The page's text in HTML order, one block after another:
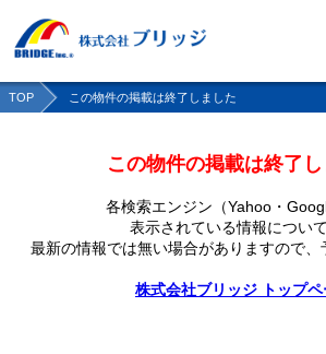
TOP この物件の掲載は終了しました
この物件の掲載は終了
各検索エンジン（Yahoo・
表示されている情報について
最新の情報では無い場合がありますので、
株式会社ブリッジ トップペ